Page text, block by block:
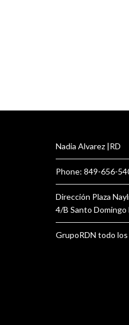
Nadia Alvarez |RD
Phone: 849-656-
Dirección Plaza
4/B Santo Domingo
GrupoRDN todo